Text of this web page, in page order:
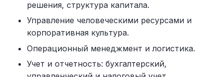
решения, структура капитала.
Управление человеческими ресурсами и
корпоративная культура.
Операционный менеджмент и логистика.
Учет и отчетность: бухгалтерский,